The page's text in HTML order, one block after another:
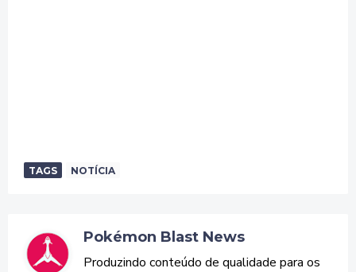
TAGS NOTÍCIA
Pokémon Blast News
Produzindo conteúdo de qualidade para os